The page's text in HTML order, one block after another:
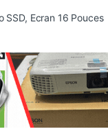
SSD, Ecran 16 Pouces